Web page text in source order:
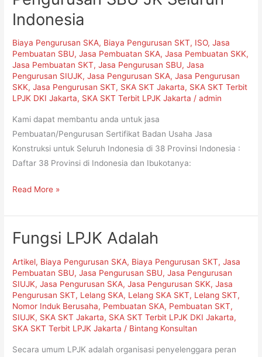
Indonesia
Biaya Pengurusan SKA, Biaya Pengurusan SKT, ISO,Jasa
Pembuatan SBU,Jasa Pembuatan SKA,Jasa Pembuatan SKK,
Jasa Pembuatan SKT,Jasa Pengurusan SBU,Jasa
Pengurusan SIUJK,Jasa Pengurusan SKA,Jasa Pengurusan
SKK,Jasa Pengurusan SKT, SKA SKT Jakarta, SKA SKT Terbit
LPJK DKI Jakarta, SKA SKT Terbit LPJK Jakarta /admin
Kami dapat membantu anda untuk jasa
Pembuatan/Pengurusan Sertifikat Badan Usaha Jasa
Konstruksi untuk Seluruh Indonesia di 38 Provinsi Indonesia :
Daftar 38 Provinsi di Indonesia dan Ibukotanya:
JK
Seluruh
Indonesia
Read More »
Fungsi LPJK Adalah
Artikel, Biaya Pengurusan SKA, Biaya Pengurusan SKT,Jasa
Pembuatan SBU,Jasa Pengurusan SBU,Jasa Pengurusan
SIUJK,Jasa Pengurusan SKA,Jasa Pengurusan SKK,Jasa
Pengurusan SKT, Lelang SKA, Lelang SKA SKT, Lelang SKT,
Nomor Induk Berusaha, Pembuatan SKA, Pembuatan SKT,
SIUJK, SKA SKT Jakarta, SKA SKT Terbit LPJK DKI Jakarta,
SKA SKT Terbit LPJK Jakarta / Bintang Konsultan
Secara umum LPJK adalah organisasi penyelenggara peran
Fungsi
Adalah